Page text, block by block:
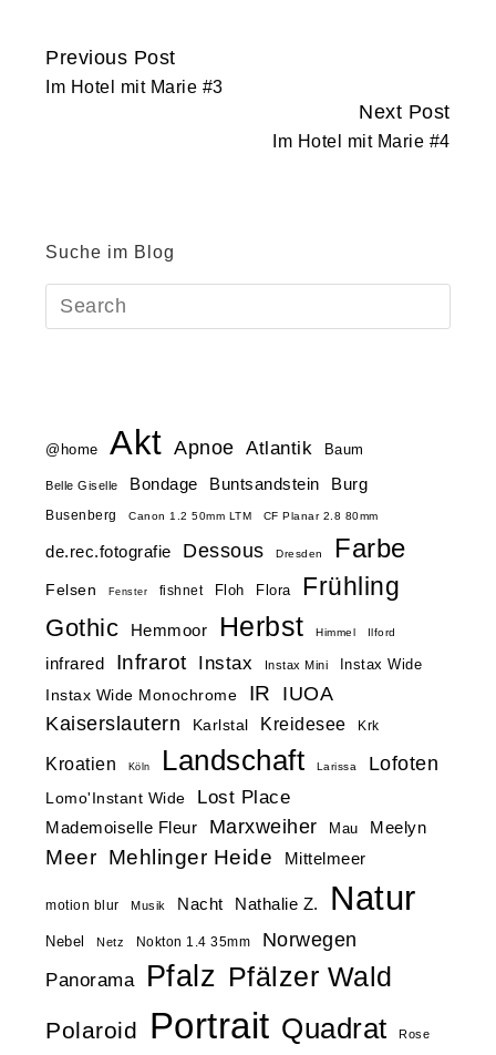
Continue
Reading
Previous Post
Im Hotel mit Marie #3
Next Post
Im Hotel mit Marie #4
Suche im Blog
@home Akt Apnoe Atlantik Baum
Belle Giselle Bondage Buntsandstein Burg
Busenberg Canon 1.2 50mm LTM CF Planar 2.8 80mm
de.rec.fotografie Dessous Dresden Farbe
Felsen Fenster fishnet Floh Flora Frühling
Gothic Hemmoor Herbst Himmel Ilford
infrared Infrarot Instax Instax Mini
Instax Wide
Instax Wide Monochrome
IR
IUOA
Kaiserslautern
Karlstal Kreidesee Krk
Kroatien Köln Landschaft Larissa Lofoten
Lomo'Instant Wide Lost Place
Mademoiselle Fleur Marxweiher Mau Meelyn
Meer Mehlinger Heide Mittelmeer
motion blur Musik Nacht Nathalie Z. Natur
Nebel Netz Nokton 1.4 35mm Norwegen
Panorama Pfalz Pfälzer Wald
Polaroid Portrait Quadrat Rose